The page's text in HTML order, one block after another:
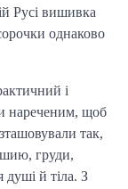
Русі вишивка
однаково
і
нареченим, щоб
так,
груди,
й тіла. З